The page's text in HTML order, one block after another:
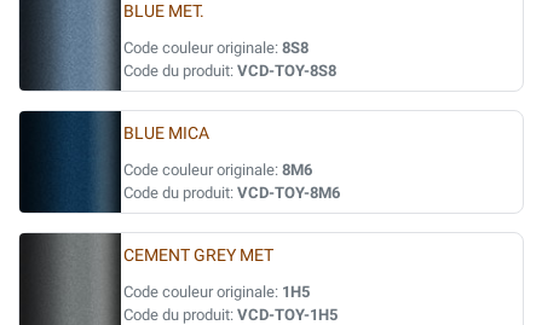
BLUE MET.
Code couleur originale: 8S8
Code du produit: VCD-TOY-8S8
BLUE MICA
Code couleur originale: 8M6
Code du produit: VCD-TOY-8M6
CEMENT GREY MET
Code couleur originale: 1H5
Code du produit: VCD-TOY-1H5